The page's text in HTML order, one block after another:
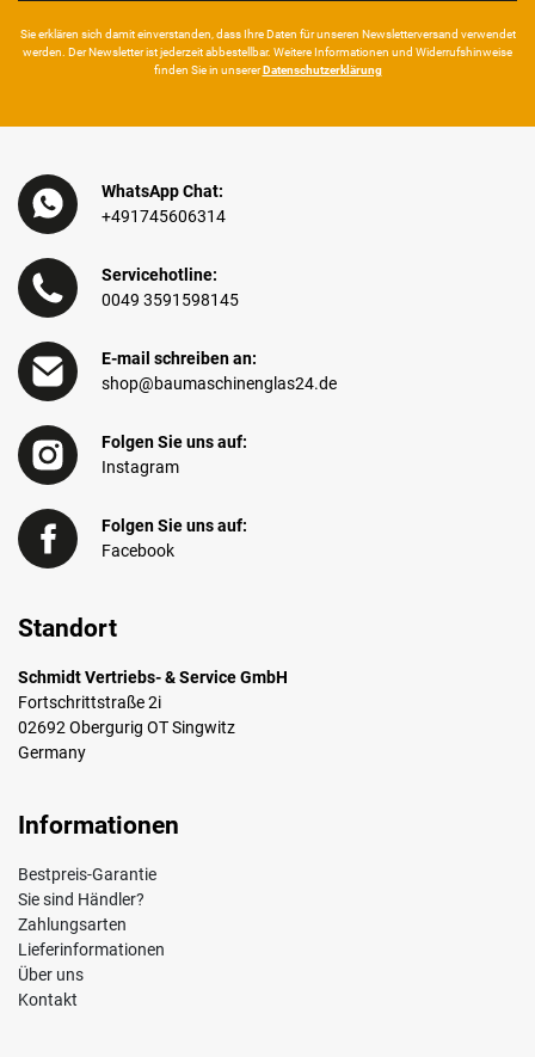
Sie erklären sich damit ein­ver­standen, dass Ihre Da­ten für unseren News­letter­versand ver­wen­det
werden. Der News­letter ist jeder­zeit ab­bestel­lbar. Weitere Infor­mationen und Wider­rufshin­weise
finden Sie in unsererDaten­schutz­erklärung
WhatsApp Chat:
+491745606314
Servicehotline:
0049 3591598145
E-mail schreiben an:
shop@baumaschinenglas24.de
Folgen Sie uns auf:
Instagram
Folgen Sie uns auf:
Facebook
Standort
Schmidt Vertriebs- & Service GmbH
Fortschrittstraße 2i
02692 Obergurig OT Singwitz
Germany
Informationen
Bestpreis-Garantie
Sie sind Händler?
Zahlungsarten
Lieferinformationen
Über uns
Kontakt